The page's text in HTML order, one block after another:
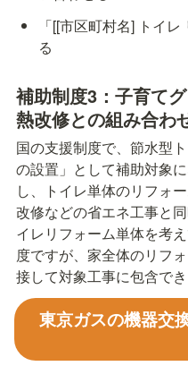
「[[市区町村名] トイ
る
補助制度3：子育て
熱改修との組み合わ
国の支援制度で、節水型
の設置」として補助対象
し、トイレ単体のリフォ
改修などの省エネ工事と
イレリフォーム単体を考
度ですが、家全体のリフ
接して対象工事に包含でき
東京ガスの機器交